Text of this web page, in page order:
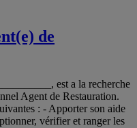
de
est a la recherche
Agent de Restauration.
: - Apporter son aide
vérifier et ranger les